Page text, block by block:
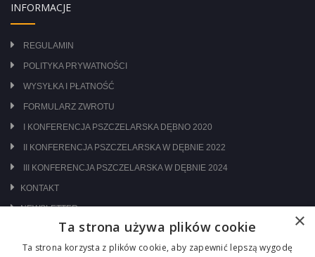
INFORMACJE
REGULAMIN
POLITYKA PRYWATNOŚCI
WYSYŁKA I PŁATNOŚĆ
FORMULARZ ZWROTU
I KONFERENCJA PSZCZELARSKA DĘBNO 2020
II KONFERENCJA PSZCZELARSKA W DĘBNIE 2022
III KONFERENCJA PSZCZELARSKA W DĘBNIE 2024
KONTAKT
NEWSLETTER
ODWIEDŹ NAS NA:
×
Ta strona używa plików cookie
Ta strona korzysta z plików cookie, aby zapewnić lepszą wygodę